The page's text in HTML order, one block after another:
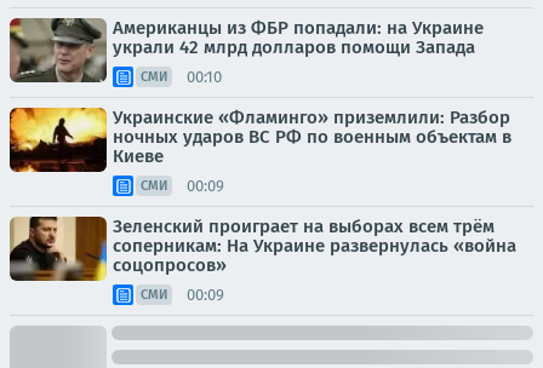
Американцы из ФБР попадали: на Украине
украли 42 млрд долларов помощи Запада
СМИ 00:10
Украинские «Фламинго» приземлили: Разбор
ночных ударов ВС РФ по военным объектам в
Киеве
СМИ 00:09
Зеленский проиграет на выборах всем трём
соперникам: На Украине развернулась «война
соцопросов»
СМИ 00:09